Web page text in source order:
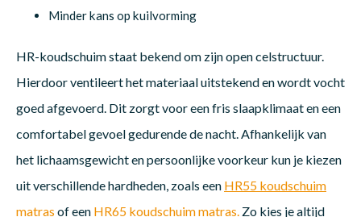
Minder kans op kuilvorming
HR-koudschuim staat bekend om zijn open celstructuur.
Hierdoor ventileert het materiaal uitstekend en wordt vocht
goed afgevoerd. Dit zorgt voor een fris slaapklimaat en een
comfortabel gevoel gedurende de nacht. Afhankelijk van
het lichaamsgewicht en persoonlijke voorkeur kun je kiezen
uit verschillende hardheden, zoals een HR55 koudschuim
matras of een HR65 koudschuim matras. Zo kies je altijd